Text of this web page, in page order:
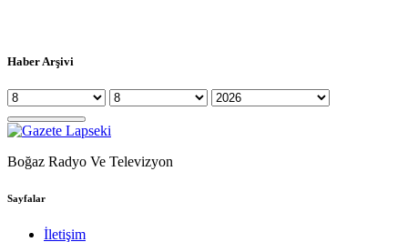
Haber Arşivi
Boğaz Radyo Ve Televizyon
Sayfalar
İletişim